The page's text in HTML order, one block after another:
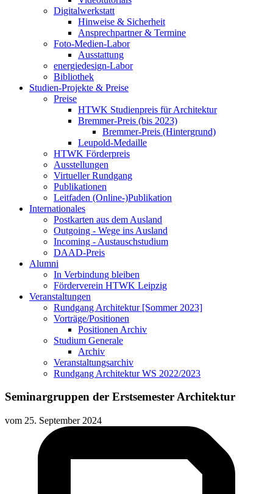
Digitalwerkstatt
Hinweise & Sicherheit
Ansprechpartner & Termine
Foto-Medien-Labor
Ausstattung
energiedesign-Labor
Bibliothek
Studien-Projekte & Preise
Preise
HTWK Studienpreis für Architektur
Bremmer-Preis (bis 2023)
Bremmer-Preis (Hintergrund)
Leupold-Medaille
HTWK Förderpreis
Ausstellungen
Virtueller Rundgang
Publikationen
Leitfaden (Online-)Publikation
Internationales
Postkarten aus dem Ausland
Outgoing - Wege ins Ausland
Incoming - Austauschstudium
DAAD-Preis
Alumni
In Verbindung bleiben
Förderverein HTWK Leipzig
Veranstaltungen
Rundgang Architektur [Sommer 2023]
Vorträge/Positionen
Positionen Archiv
Studium Generale
Archiv
Veranstaltungsarchiv
Rundgang Architektur WS 2022/2023
Seminargruppen der Erstsemester Architektur
vom 25. September 2024